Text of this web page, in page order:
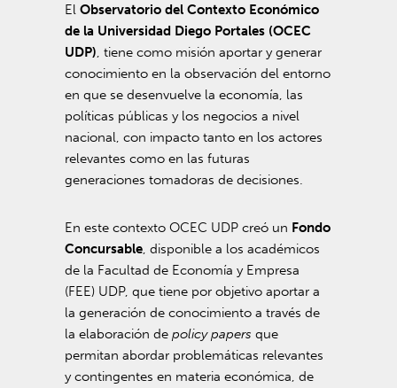
ElObservatorio del Contexto Económico
de la Universidad Diego Portales (OCEC
UDP), tiene como misión aportar y generar
conocimiento en la observación del entorno
en que se desenvuelve la economía, las
políticas públicas y los negocios a nivel
nacional, con impacto tanto en los actores
relevantes como en las futuras
generaciones tomadoras de decisiones.
En este contexto OCEC UDP creó un Fondo
Concursable, disponible a los académicos
de la Facultad de Economía y Empresa
(FEE) UDP, que tiene por objetivo aportar a
la generación de conocimiento a través de
la elaboración depolicy papers que
permitan abordar problemáticas relevantes
y contingentes en materia económica, de